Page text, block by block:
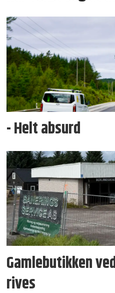
- Helt absurd
Gamlebutikken
rives